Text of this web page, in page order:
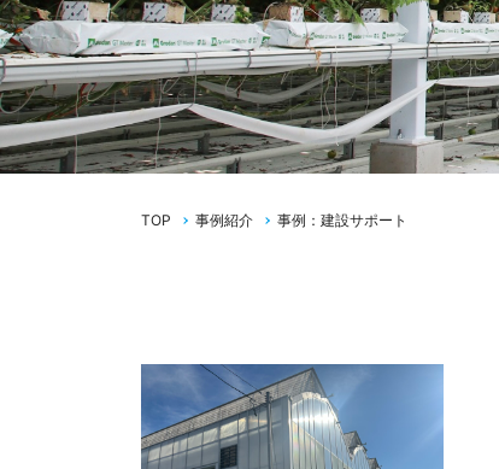
TOP 事例紹介 事例：建設サポート